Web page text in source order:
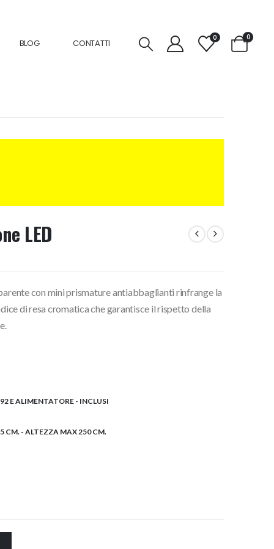
BLOG CONTATTI
0 0
LED
con mini prismature antiabbaglianti rinfrange la
di resa cromatica che garantisce il rispetto della
E ALIMENTATORE - INCLUSI
CM. - ALTEZZA MAX 250 CM.